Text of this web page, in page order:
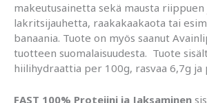
makeutusainetta sekä mausta riippuen
lakritsijauhetta, raakakaakaota tai
banaania. Tuote on myös saanut
tuotteen suomalaisuudesta. Tuote
hiilihydraattia per 100g, rasvaa 6,7g ja
FAST 100% Proteiini ja Jaksaminen